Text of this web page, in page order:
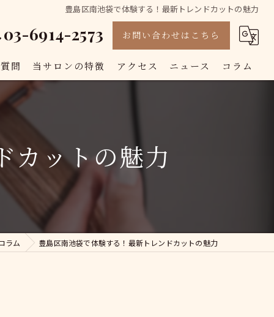
豊島区南池袋で体験する！最新トレンドカットの魅力
03-6914-2573 お問い合わせはこちら
問 当サロンの特徴
カラー
白髪染め
トリートメント
縮毛矯正
アクセス ニュース コラム
カットの魅力
ラム 豊島区南池袋で体験する！最新トレンドカットの魅力